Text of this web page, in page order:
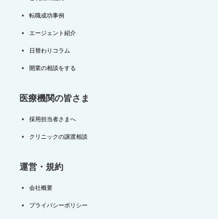
転職成功事例
エージェント紹介
日替わりコラム
開業の相談をする
医療機関の皆さま
採用担当者さまへ
クリニックの譲渡相談
運営・規約
会社概要
プライバシーポリシー